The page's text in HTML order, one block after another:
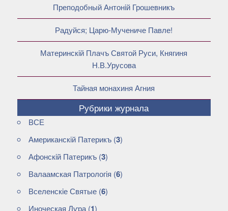
Преподобный Антонiй Грошевникъ
Радуйся; Царю-Мучениче Павле!
Материнскiй Плачъ Святой Руси, Княгиня
Н.В.Урусова
Тайная монахиня Агния
Рубрики журнала
ВСЕ
Американскiй Патерикъ(3)
Афонскiй Патерикъ(3)
Валаамская Патрологiя (6)
Вселенскiе Святые(6)
Иноческая Лѵра(1)